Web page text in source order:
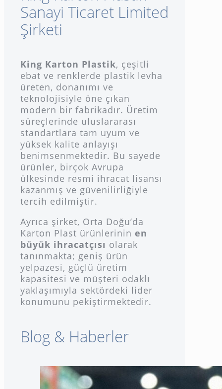
Sanayi Ticaret Limited
Şirketi
King Karton Plastik, çeşitli
ebat ve renklerde plastik levha
üreten, donanımı ve
teknolojisiyle öne çıkan
modern bir fabrikadır. Üretim
süreçlerinde uluslararası
standartlara tam uyum ve
yüksek kalite anlayışı
benimsenmektedir. Bu sayede
ürünler, birçok Avrupa
ülkesinde resmi ihracat lisansı
kazanmış ve güvenilirliğiyle
tercih edilmiştir.
Ayrıca şirket, Orta Doğu’da
Karton Plast ürünlerinin en
büyük ihracatçısı olarak
tanınmakta; geniş ürün
yelpazesi, güçlü üretim
kapasitesi ve müşteri odaklı
yaklaşımıyla sektördeki lider
konumunu pekiştirmektedir.
Blog & Haberler